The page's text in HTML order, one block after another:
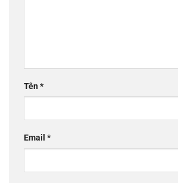
Tên*
Email *